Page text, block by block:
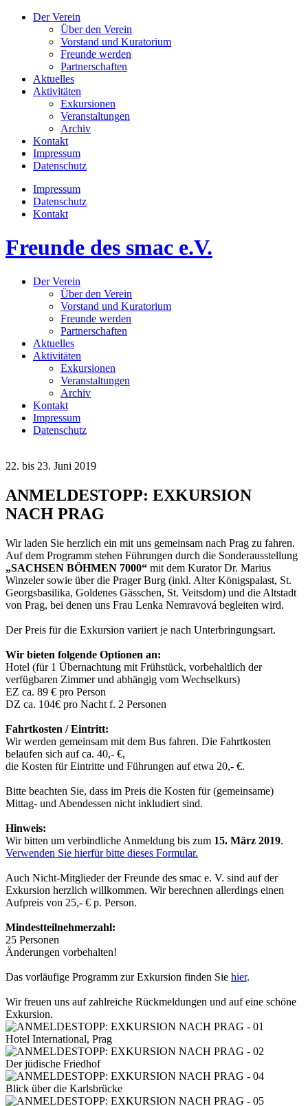
Der Verein
Über den Verein
Vorstand und Kuratorium
Freunde werden
Partnerschaften
Aktuelles
Aktivitäten
Exkursionen
Veranstaltungen
Archiv
Kontakt
Impressum
Datenschutz
Impressum
Datenschutz
Kontakt
Freunde des smac e.V.
Der Verein
Über den Verein
Vorstand und Kuratorium
Freunde werden
Partnerschaften
Aktuelles
Aktivitäten
Exkursionen
Veranstaltungen
Archiv
Kontakt
Impressum
Datenschutz
22. bis 23. Juni 2019
ANMELDESTOPP: EXKURSION
NACH PRAG
Wir laden Sie herzlich ein mit uns gemeinsam nach Prag zu fahren.
Auf dem Programm stehen Führungen durch die Sonderausstellung
„SACHSEN BÖHMEN 7000“ mit dem Kurator Dr. Marius
Winzeler sowie über die Prager Burg (inkl. Alter Königspalast, St.
Georgsbasilika, Goldenes Gässchen, St. Veitsdom) und die Altstadt
von Prag, bei denen uns Frau Lenka Nemravová begleiten wird.
Der Preis für die Exkursion variiert je nach Unterbringungsart.
Wir bieten folgende Optionen an:
Hotel (für 1 Übernachtung mit Frühstück, vorbehaltlich der
verfügbaren Zimmer und abhängig vom Wechselkurs)
EZ ca. 89 € pro Person
DZ ca. 104€ pro Nacht f. 2 Personen
Fahrtkosten / Eintritt:
Wir werden gemeinsam mit dem Bus fahren. Die Fahrtkosten
belaufen sich auf ca. 40,- €,
die Kosten für Eintritte und Führungen auf etwa 20,- €.
Bitte beachten Sie, dass im Preis die Kosten für (gemeinsame)
Mittag- und Abendessen nicht inkludiert sind.
Hinweis:
Wir bitten um verbindliche Anmeldung bis zum 15. März 2019.
Verwenden Sie hierfür bitte dieses Formular.
Auch Nicht-Mitglieder der Freunde des smac e. V. sind auf der
Exkursion herzlich willkommen. Wir berechnen allerdings einen
Aufpreis von 25,- € p. Person.
Mindestteilnehmerzahl:
25 Personen
Änderungen vorbehalten!
Das vorläufige Programm zur Exkursion finden Sie hier.
Wir freuen uns auf zahlreiche Rückmeldungen und auf eine schöne
Exkursion.
Hotel International, Prag
Der jüdische Friedhof
Blick über die Karlsbrücke